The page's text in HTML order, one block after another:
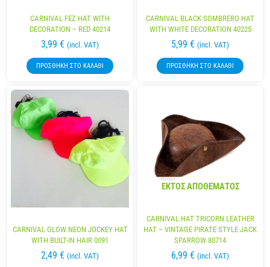
CARNIVAL FEZ HAT WITH
DECORATION – RED 40214
3,99 € (incl. VAT)
ΠΡΟΣΘΉΚΗ ΣΤΟ ΚΑΛΆΘΙ
CARNIVAL BLACK SOMBRERO HAT
WITH WHITE DECORATION 40225
5,99 € (incl. VAT)
ΠΡΟΣΘΉΚΗ ΣΤΟ ΚΑΛΆΘΙ
CARNIVAL GLOW NEON JOCKEY HAT
WITH BUILT-IN HAIR 0091
2,49 € (incl. VAT)
ΕΚΤΌΣ ΑΠΟΘΈΜΑΤΟΣ
CARNIVAL HAT TRICORN LEATHER
HAT – VINTAGE PIRATE STYLE JACK
SPARROW 80714
6,99 € (incl. VAT)